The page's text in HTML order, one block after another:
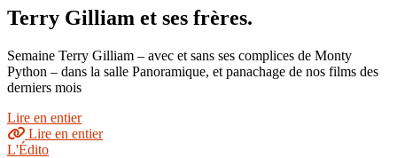
Terry Gilliam et ses frères.
Semaine Terry Gilliam – avec et sans ses complices de Monty
Python – dans la salle Panoramique, et panachage de nos films des
derniers mois
Lire en entier
Lire en entier
L'Édito